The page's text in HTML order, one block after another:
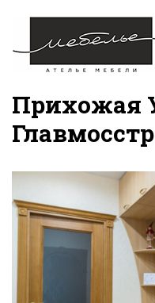
Прихожая